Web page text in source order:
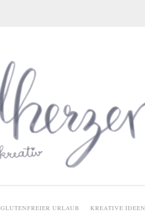
GLUTENFREIER URLAUB KREATIVE IDEEN